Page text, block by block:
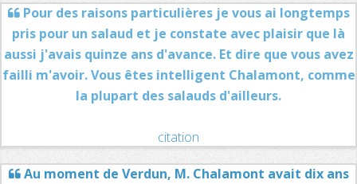
Pour des raisons particulières je vous ai longtemps
pris pour un salaud et je constate avec plaisir que là
aussi j'avais quinze ans d'avance. Et dire que vous avez
failli m'avoir. Vous êtes intelligent Chalamont, comme
la plupart des salauds d'ailleurs.
citation
Au moment de Verdun, M. Chalamont avait dix ans